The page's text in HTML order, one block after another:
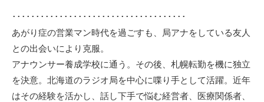
･････････････････････････････････････
あがり症の営業マン時代を過ごすも、局アナをしている友人
との出会いにより克服。
アナウンサー養成学校に通う。その後、札幌転勤を機に独立
を決意。北海道のラジオ局を中心に喋り手として活躍。近年
はその経験を活かし、話し下手で悩む経営者、医療関係者、